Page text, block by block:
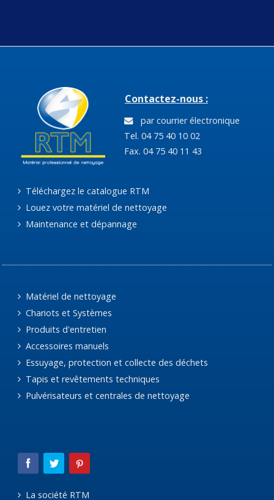
Contactez-nous :
par courrier électronique
Tel. 04 75 40 10 02
Fax. 04 75 40 11 43
Téléchargez le catalogue RTM
Louez votre matériel de nettoyage
Maintenance et dépannage
Matériel de nettoyage
Chariots et Systèmes
Produits d'entretien
Accessoires manuels
Essuyage, protection et collecte des déchets
Tapis et revêtements techniques
Pulvérisateurs et centrales de nettoyage
La société RTM